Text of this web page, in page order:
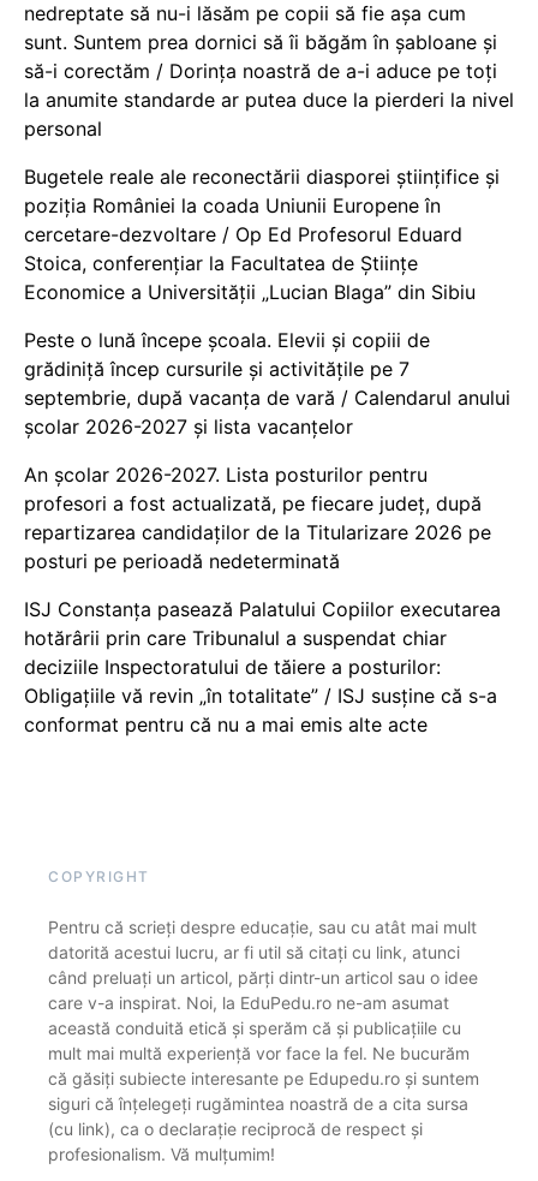
nedreptate să nu-i lăsăm pe copii să fie așa cum
sunt. Suntem prea dornici să îi băgăm în șabloane și
să-i corectăm / Dorința noastră de a-i aduce pe toți
la anumite standarde ar putea duce la pierderi la nivel
personal
Bugetele reale ale reconectării diasporei științifice și
poziția României la coada Uniunii Europene în
cercetare-dezvoltare / Op Ed Profesorul Eduard
Stoica, conferențiar la Facultatea de Științe
Economice a Universității „Lucian Blaga” din Sibiu
Peste o lună începe școala. Elevii și copiii de
grădiniță încep cursurile și activitățile pe 7
septembrie, după vacanța de vară / Calendarul anului
școlar 2026-2027 și lista vacanțelor
An școlar 2026-2027. Lista posturilor pentru
profesori a fost actualizată, pe fiecare județ, după
repartizarea candidaților de la Titularizare 2026 pe
posturi pe perioadă nedeterminată
ISJ Constanța pasează Palatului Copiilor executarea
hotărârii prin care Tribunalul a suspendat chiar
deciziile Inspectoratului de tăiere a posturilor:
Obligațiile vă revin „în totalitate” / ISJ susține că s-a
conformat pentru că nu a mai emis alte acte
COPYRIGHT
Pentru că scrieți despre educație, sau cu atât mai mult
datorită acestui lucru, ar fi util să citați cu link, atunci
când preluați un articol, părți dintr-un articol sau o idee
care v-a inspirat. Noi, la EduPedu.ro ne-am asumat
această conduită etică și sperăm că și publicațiile cu
mult mai multă experiență vor face la fel. Ne bucurăm
că găsiți subiecte interesante pe Edupedu.ro și suntem
siguri că înțelegeți rugămintea noastră de a cita sursa
(cu link), ca o declarație reciprocă de respect și
profesionalism. Vă mulțumim!